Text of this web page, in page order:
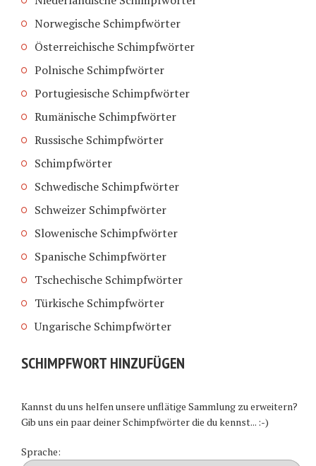
Norwegische Schimpfwörter
Österreichische Schimpfwörter
Polnische Schimpfwörter
Portugiesische Schimpfwörter
Rumänische Schimpfwörter
Russische Schimpfwörter
Schimpfwörter
Schwedische Schimpfwörter
Schweizer Schimpfwörter
Slowenische Schimpfwörter
Spanische Schimpfwörter
Tschechische Schimpfwörter
Türkische Schimpfwörter
Ungarische Schimpfwörter
SCHIMPFWORT HINZUFÜGEN
Kannst du uns helfen unsere unflätige Sammlung zu erweitern?
Gib uns ein paar deiner Schimpfwörter die du kennst... :-)
Sprache: